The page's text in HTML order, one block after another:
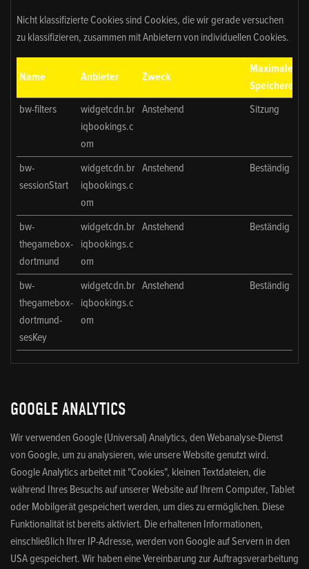
Nicht klassifizierte Cookies sind Cookies, die wir gerade versuchen
zu klassifizieren, zusammen mit Anbietern von individuellen Cookies.
Name Anbieter Zweck
Maximale
bw-filters
widgetcdn.br
iqbookings.c
om
Anstehend Sitzung
bw-
sessionStart
widgetcdn.br
iqbookings.c
om
Anstehend Beständig
bw-
thegamebox-
dortmund
widgetcdn.br
iqbookings.c
om
Anstehend Beständig
bw-
thegamebox-
dortmund-
sesKey
widgetcdn.br
iqbookings.c
om
Anstehend Beständig
GOOGLE ANALYTICS
Wir verwenden Google (Universal) Analytics, den Webanalyse-Dienst
von Google, um zu analysieren, wie unsere Website genutzt wird.
Google Analytics arbeitet mit "Cookies", kleinen Textdateien, die
während Ihres Besuchs auf unserer Website auf Ihrem Computer, Tablet
oder Mobilgerät gespeichert werden, um dies zu ermöglichen. Diese
Funktionalität ist bereits aktiviert. Die erhaltenen Informationen,
einschließlich Ihrer IP-Adresse, werden von Google auf Servern in den
USA gespeichert. Wir haben eine Vereinbarung zur Auftragsverarbeitung